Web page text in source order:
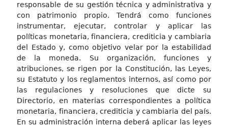
responsable de su gestión técnica y administrativa y
con patrimonio propio. Tendrá como funciones
instrumentar, ejecutar, controlar y aplicar las
políticas monetaria, financiera, crediticia y cambiaria
del Estado y, como objetivo velar por la estabilidad
de la moneda. Su organización, funciones y
atribuciones, se rigen por la Constitución, las Leyes,
su Estatuto y los reglamentos internos, así como por
las regulaciones y resoluciones que dicte su
Directorio, en materias correspondientes a política
monetaria, financiera, crediticia y cambiaria del país.
En su administración interna deberá aplicar las leyes